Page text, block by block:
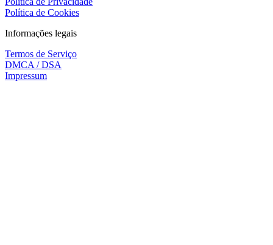
Política de Cookies
Informações legais
Termos de Serviço
DMCA / DSA
Impressum